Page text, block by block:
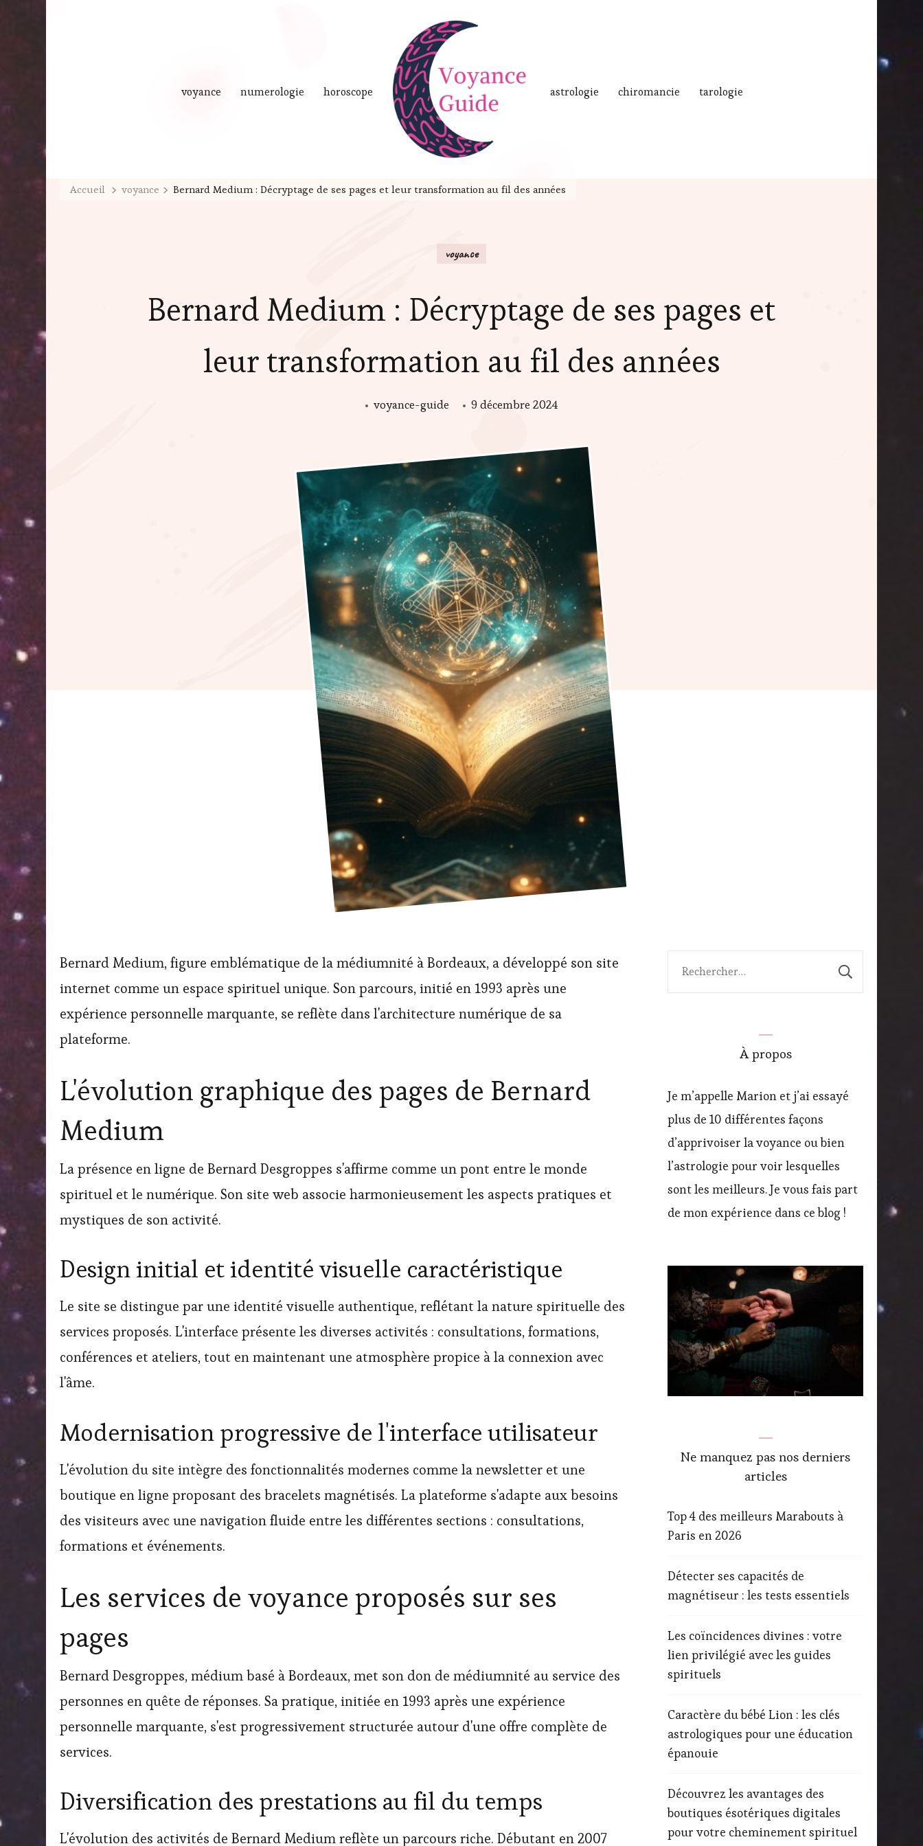
voyance numerologie horoscope astrologie chiromancie tarologie
Accueil voyance Bernard Medium : Décryptage de ses pages et leur transformation au fil des années
voyance
Bernard Medium : Décryptage de ses pages et
leur transformation au fil des années
voyance-guide 9 décembre 2024
Bernard Medium, figure emblématique de la médiumnité à Bordeaux, a développé son site
internet comme un espace spirituel unique. Son parcours, initié en 1993 après une
expérience personnelle marquante, se reflète dans l'architecture numérique de sa
plateforme.
L'évolution graphique des pages de Bernard
Medium
La présence en ligne de Bernard Desgroppes s'affirme comme un pont entre le monde
spirituel et le numérique. Son site web associe harmonieusement les aspects pratiques et
mystiques de son activité.
Design initial et identité visuelle caractéristique
Le site se distingue par une identité visuelle authentique, reflétant la nature spirituelle des
services proposés. L'interface présente les diverses activités : consultations, formations,
conférences et ateliers, tout en maintenant une atmosphère propice à la connexion avec
l'âme.
Modernisation progressive de l'interface utilisateur
L'évolution du site intègre des fonctionnalités modernes comme la newsletter et une
boutique en ligne proposant des bracelets magnétisés. La plateforme s'adapte aux besoins
des visiteurs avec une navigation fluide entre les différentes sections : consultations,
formations et événements.
Les services de voyance proposés sur ses
pages
Bernard Desgroppes, médium basé à Bordeaux, met son don de médiumnité au service des
personnes en quête de réponses. Sa pratique, initiée en 1993 après une expérience
personnelle marquante, s'est progressivement structurée autour d'une offre complète de
services.
Diversification des prestations au fil du temps
L'évolution des activités de Bernard Medium reflète un parcours riche. Débutant en 2007
À propos
Je m’appelle Marion et j’ai essayé
plus de 10 différentes façons
d’apprivoiser la voyance ou bien
l’astrologie pour voir lesquelles
sont les meilleurs. Je vous fais part
de mon expérience dans ce blog !
Ne manquez pas nos derniers
articles
Top 4 des meilleurs Marabouts à
Paris en 2026
Détecter ses capacités de
magnétiseur : les tests essentiels
Les coïncidences divines : votre
lien privilégié avec les guides
spirituels
Caractère du bébé Lion : les clés
astrologiques pour une éducation
épanouie
Découvrez les avantages des
boutiques ésotériques digitales
pour votre cheminement spirituel